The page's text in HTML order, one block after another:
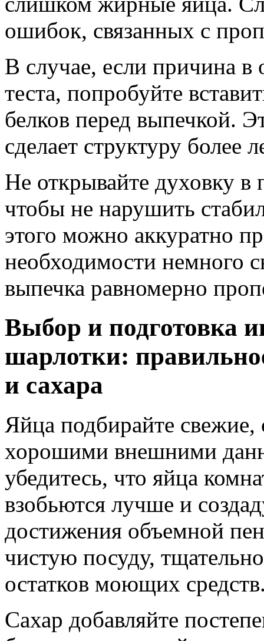
ошибок, связанных с
В случае, если причина в
теста, попробуйте
белков перед выпечкой.
сделает структуру более
Не открывайте духовку
чтобы не нарушить
этого можно аккуратно
необходимости немного
выпечка равномерно
Выбор и подготовка
шарлотки:
и сахара
Яйца подбирайте
хорошими внешними
убедитесь, что яйца
взобьются лучше и
достижения объемной
чистую посуду,
остатков моющих
Сахар добавляйте